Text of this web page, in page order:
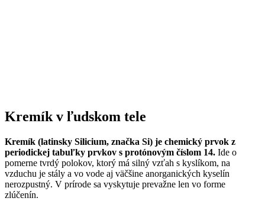
Kremík v ľudskom tele
Kremík (latinsky Silicium, značka Si) je chemický prvok z
periodickej tabuľky prvkov s protónovým číslom 14. Ide o
pomerne tvrdý polokov, ktorý má silný vzťah s kyslíkom, na
vzduchu je stály a vo vode aj väčšine anorganických kyselín
nerozpustný. V prírode sa vyskytuje prevažne len vo forme
zlúčenín.